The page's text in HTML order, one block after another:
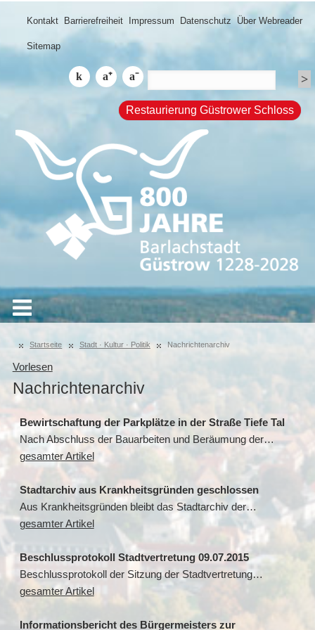
Kontakt Barrierefreiheit Impressum Datenschutz Über Webreader
Sitemap
Restaurierung Güstrower Schloss
Startseite Stadt · Kultur · Politik Nachrichtenarchiv
Vorlesen
Nachrichtenarchiv
Bewirtschaftung der Parkplätze in der Straße Tiefe Tal
Nach Abschluss der Bauarbeiten und Beräumung der…
gesamter Artikel
Stadtarchiv aus Krankheitsgründen geschlossen
Aus Krankheitsgründen bleibt das Stadtarchiv der…
gesamter Artikel
Beschlussprotokoll Stadtvertretung 09.07.2015
Beschlussprotokoll der Sitzung der Stadtvertretung…
gesamter Artikel
Informationsbericht des Bürgermeisters zur